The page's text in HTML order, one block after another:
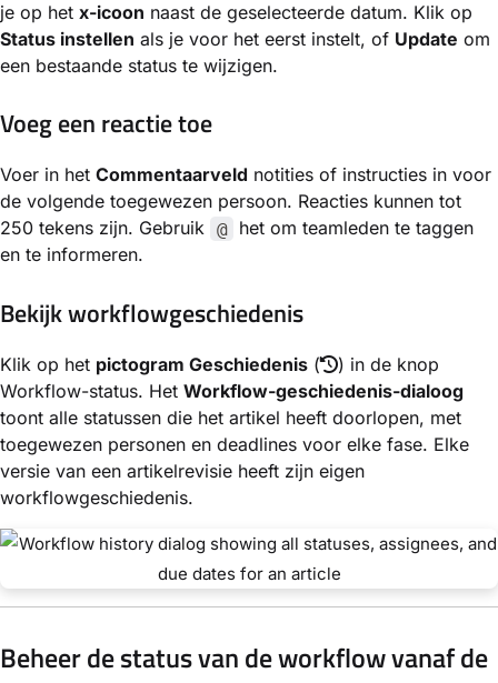
je op het x-icoon naast de geselecteerde datum. Klik op
Status instellen als je voor het eerst instelt, of Update om
een bestaande status te wijzigen.
Voeg een reactie toe
Voer in het Commentaarveld notities of instructies in voor
de volgende toegewezen persoon. Reacties kunnen tot
250 tekens zijn. Gebruik @ het om teamleden te taggen
en te informeren.
Bekijk workflowgeschiedenis
Klik op het pictogram Geschiedenis (
) in de knop
Workflow-status. Het Workflow-geschiedenis-dialoog
toont alle statussen die het artikel heeft doorlopen, met
toegewezen personen en deadlines voor elke fase. Elke
versie van een artikelrevisie heeft zijn eigen
workflowgeschiedenis.
Beheer de status van de workflow vanaf de